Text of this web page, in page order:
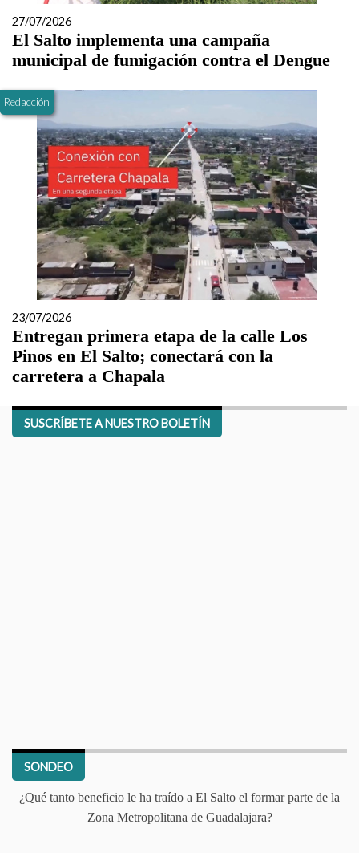
27/07/2026
El Salto implementa una campaña
municipal de fumigación contra el Dengue
Redacción
23/07/2026
Entregan primera etapa de la calle Los
Pinos en El Salto; conectará con la
carretera a Chapala
SUSCRÍBETE A NUESTRO BOLETÍN
SONDEO
¿Qué tanto beneficio le ha traído a El Salto el formar parte de la
Zona Metropolitana de Guadalajara?